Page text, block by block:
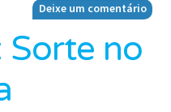
Deixe um comentário
Sorte no